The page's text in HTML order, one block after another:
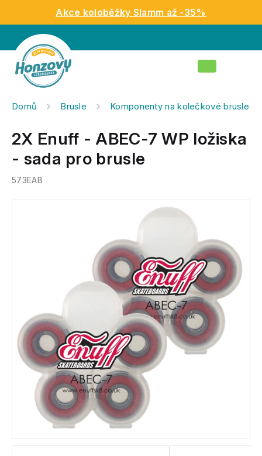
obsah
Akce koloběžky Slamm až -35%
Nákupní
Domů Brusle Komponenty na kolečkové brusle
2X Enuff - ABEC-7 WP ložiska
- sada pro brusle
573EAB